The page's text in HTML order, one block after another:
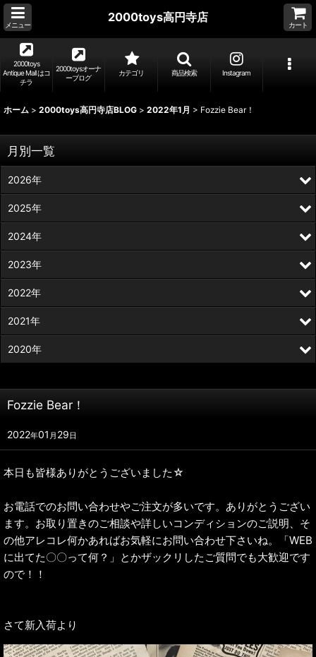
メニュー
2000toys高円寺店
カート
2000toys
Antique Mall はコ
チラ
2000toysオーナ
ーブログ
カテゴリ 商品検索 Instagram
ホーム > 2000toys高円寺店BLOG > 2022年1月 > Fozzie Bear！
Fozzie Bear！
2022年01 月 29日
本日も皆様ありがとうございました☆
お電話でのお問い合わせやご注文が多いです。ありがとうござい
ます。お取り置きのご相談や詳しいコンディションのご説明、そ
の他アレコレ何かあればお気軽にお問い合わせ下さいね。「WEB
に出てた〇〇って何？」とかザックリしたご質問でも大歓迎です
ので！！
さて新入荷より
月別一覧
2026年
2025年
2024年
2023年
2022年
2021年
2020年